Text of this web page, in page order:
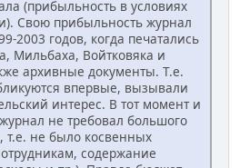
(прибыльность в условиях
Свою прибыльность журнал
2003 годов, когда печатались
Мильбаха, Войтковяка и
архивные документы. Т.е.
впервые, вызывали
интерес. В тот момент и
не требовал большого
т.е. не было косвенных
содержание